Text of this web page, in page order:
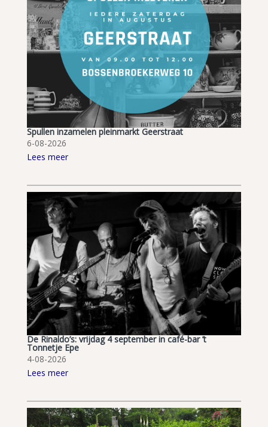
Spullen inzamelen pleinmarkt Geerstraat
6-08-2026
Lees meer
De Rinaldo’s: vrijdag 4 september in café-bar ’t
Tonnetje Epe
4-08-2026
Lees meer